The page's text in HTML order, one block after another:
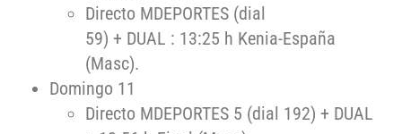
Directo MDEPORTES (dial
59) + DUAL : 13:25 h Kenia-España
(Masc).
Domingo 11
Directo MDEPORTES 5 (dial 192) + DUAL